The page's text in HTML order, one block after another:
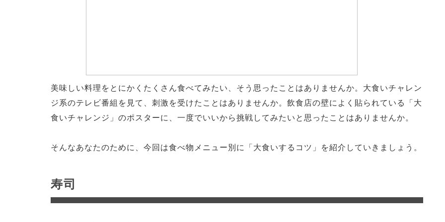
美味しい料理をとにかくたくさん食べてみたい、そう思ったことはありませんか。大食いチャレン
ジ系のテレビ番組を見て、刺激を受けたことはありませんか。飲食店の壁によく貼られている「大
食いチャレンジ」のポスターに、一度でいいから挑戦してみたいと思ったことはありませんか。
そんなあなたのために、今回は食べ物メニュー別に「大食いするコツ」を紹介していきましょう。
寿司